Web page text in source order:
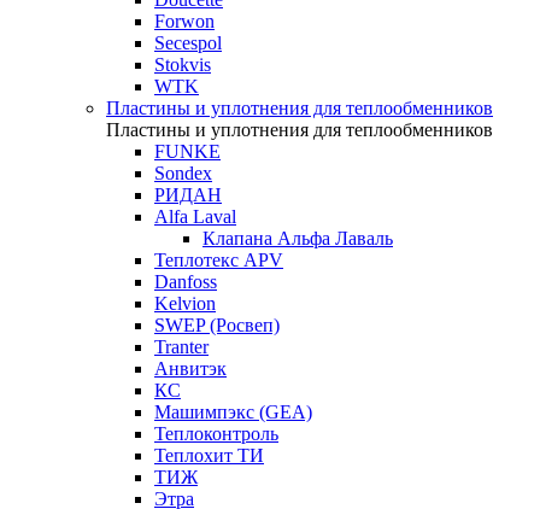
Forwon
Secespol
Stokvis
WTK
Пластины и уплотнения для теплообменников
Пластины и уплотнения для теплообменников
FUNKE
Sondex
РИДАН
Alfa Laval
Клапана Альфа Лаваль
Теплотекс APV
Danfoss
Kelvion
SWEP (Росвеп)
Tranter
Анвитэк
КС
Машимпэкс (GEA)
Теплоконтроль
Теплохит ТИ
ТИЖ
Этра